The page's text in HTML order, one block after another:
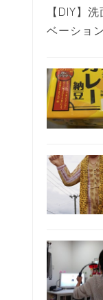
【DIY】
ベーショ